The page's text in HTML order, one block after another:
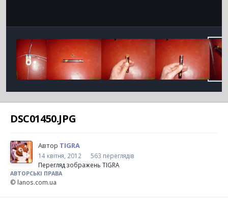
DSC01450.JPG
Автор TIGRA
14 квітня, 2012
563 переглядів
Перегляд зображень TIGRA
АВТОРСЬКІ ПРАВА
© lanos.com.ua